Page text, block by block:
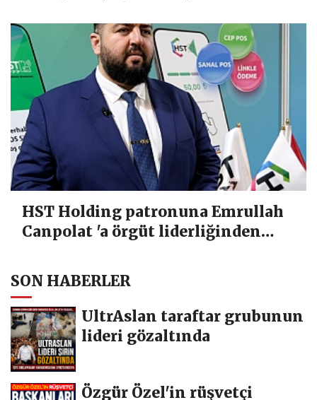
HST Holding patronuna Emrullah
Canpolat 'a örgüt liderliğinden
malvarlığına el konuldu
SON HABERLER
UltrAslan taraftar grubunun
lideri gözaltında
Özgür Özel'in rüşvetçi